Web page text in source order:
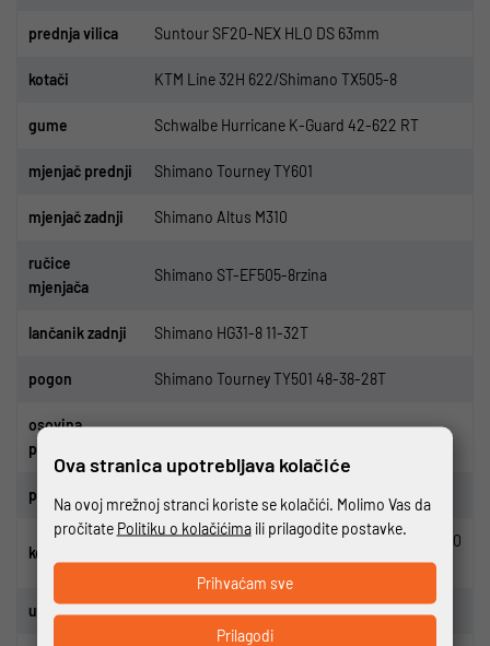
prednja vilica Suntour SF20-NEX HLO DS 63mm
kotači KTM Line 32H 622/Shimano TX505-8
gume Schwalbe Hurricane K-Guard 42-622 RT
mjenjač prednji Shimano Tourney TY601
mjenjačzadnji Shimano Altus M310
ručice
mjenjača
Shimano ST-EF505-8rzina
lančanik zadnji Shimano HG31-8 11-32T
pogon Shimano Tourney TY501 48-38-28T
osovina
pogona
p edale KTM Line Cross BF
ko
Shimano EF505 2-Piston/Rotor Shimano RT10
160/160
upravljač KTM Line Rizer 15 640mm
Ova stranica upotrebljava kolačiće
Na ovoj mrežnoj stranci koriste se kolačići. Molimo Vas da
pročitate Politiku o kolačićimaili prilagodite postavke.
Prilagodi
Prihvaćam sve